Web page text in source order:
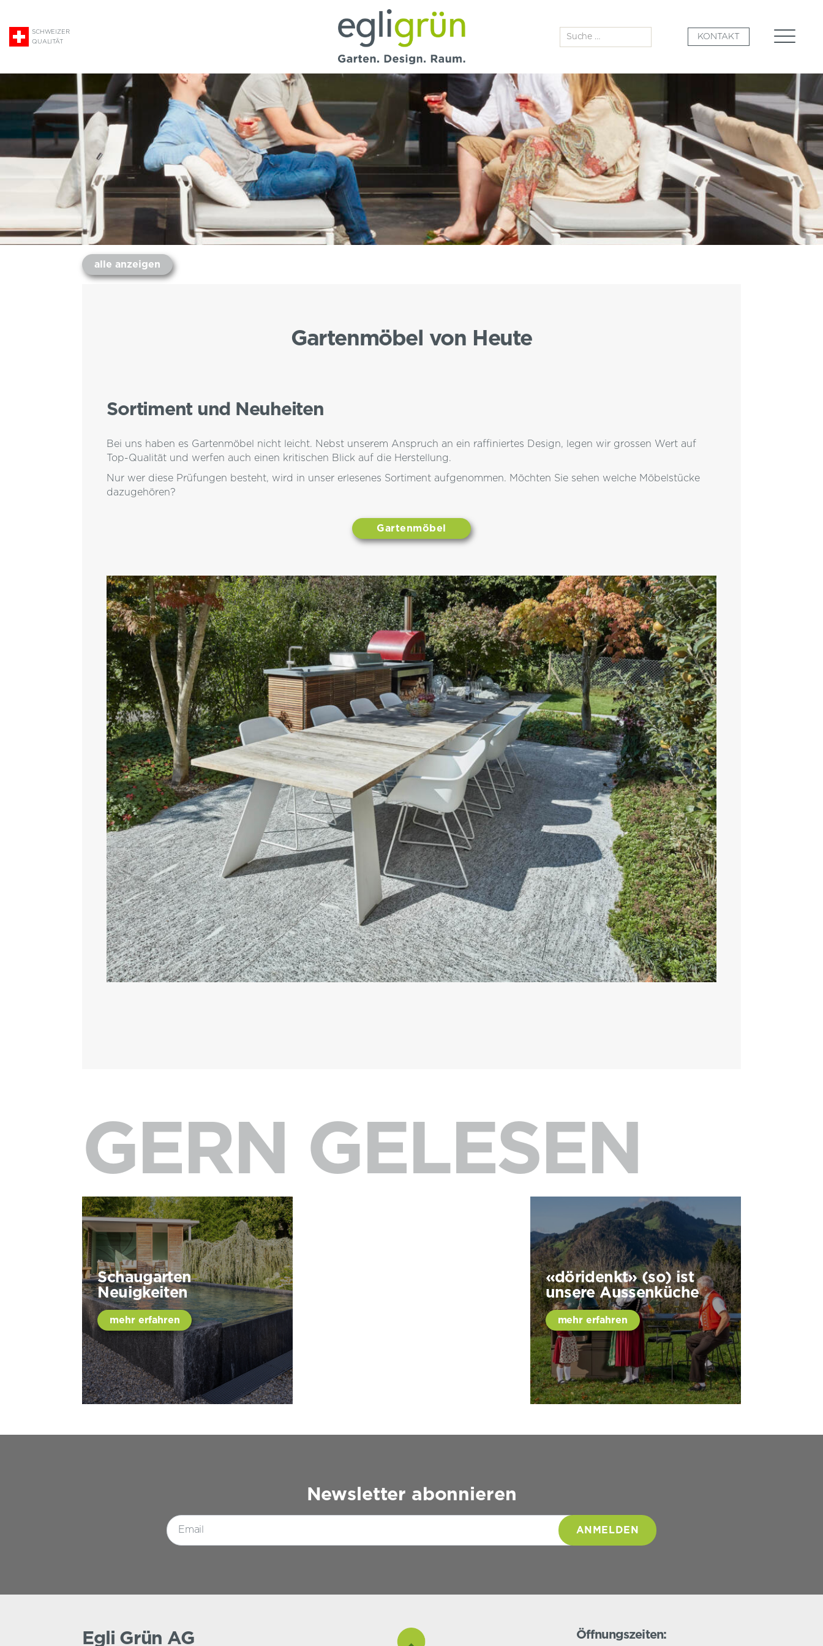
SCHWEIZER
QUALITÄT
Grün
AG
nach:
KONTAKT
alle anzeigen
Gartenmöbel von Heute
Sortiment und Neuheiten
Bei uns haben es Gartenmöbel nicht leicht. Nebst unserem Anspruch an ein raffiniertes Design, legen wir grossen Wert auf
Top-Qualität und werfen auch einen kritischen Blick auf die Herstellung.
Nur wer diese Prüfungen besteht, wird in unser erlesenes Sortiment aufgenommen. Möchten Sie sehen welche Möbelstücke
dazugehören?
Gartenmöbel
GERN GELESEN
Schaugarten
Neuigkeiten
mehr erfahren
«döridenkt» (so) ist
unsere Aussenküche
mehr erfahren
Newsletter abonnieren
Egli Grün AG Öffnungszeiten: